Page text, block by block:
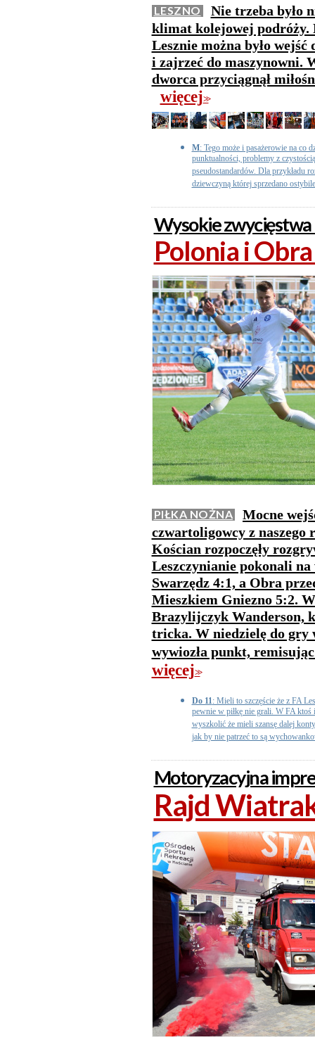
LESZNO
Nie trzeba było
klimat kolejowej podróży.
Lesznie można było
i zajrzeć do maszynowni.
dworca przyciągnął
więcej>>
M: Tego może i pasażerowie na co
punktualności, problemy z
pseudostandardów. Dla przykładu
dziewczyną której sprzedano
Wysokie zwycięstwa
Polonia i
PIŁKA NOŻNA
Mocne
czwartoligowcy z naszego
Kościan rozpoczęły
Leszczynianie pokonali
Swarzędz 4:1, a Obra
Mieszkiem Gniezno 5:2.
Brazylijczyk Wanderson,
tricka. W niedzielę do gry
wywiozła punkt,
więcej>>
Do 11: Mieli to szczęście że z FA
pewnie w piłkę nie grali. W FA ktoś
wyszkolić że mieli szansę dalej
jak by nie patrzeć to są
Motoryzacyjna
Rajd